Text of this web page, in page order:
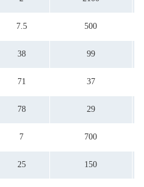
7.5 500
38 99
71 37
78 29
7 700
25 150